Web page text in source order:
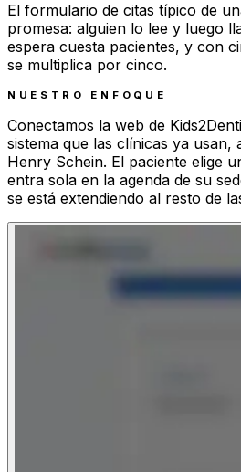
El formulario de citas típico de
promesa: alguien lo lee y luego
espera cuesta pacientes, y con
se multiplica por cinco.
NUESTRO ENFOQUE
Conectamos la web de
sistema que las clínicas ya usan,
Henry Schein. El paciente elige
entra sola en la agenda de su
se está extendiendo al resto de